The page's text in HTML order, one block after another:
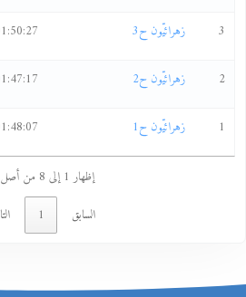
زهرائيّون ح3 01:50:27
زهرائيّون ح2 01:47:17
زهرائيّون ح1 01:48:07
إظهار 1 إلى 8 من أصل 8
السابق